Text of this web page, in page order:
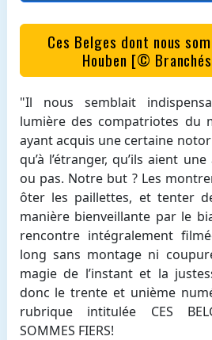
Ces Belges dont nous
Houben [©
"Il nous semblait
lumière des compatriotes du
ayant acquis une certaine
qu’à l’étranger, qu’ils aient
ou pas. Notre but ? Les
ôter les paillettes, et tenter
manière bienveillante par le
rencontre intégralement
long sans montage ni
magie de l’instant et la
donc le trente et unième
rubrique intitulée CES
SOMMES FIERS!